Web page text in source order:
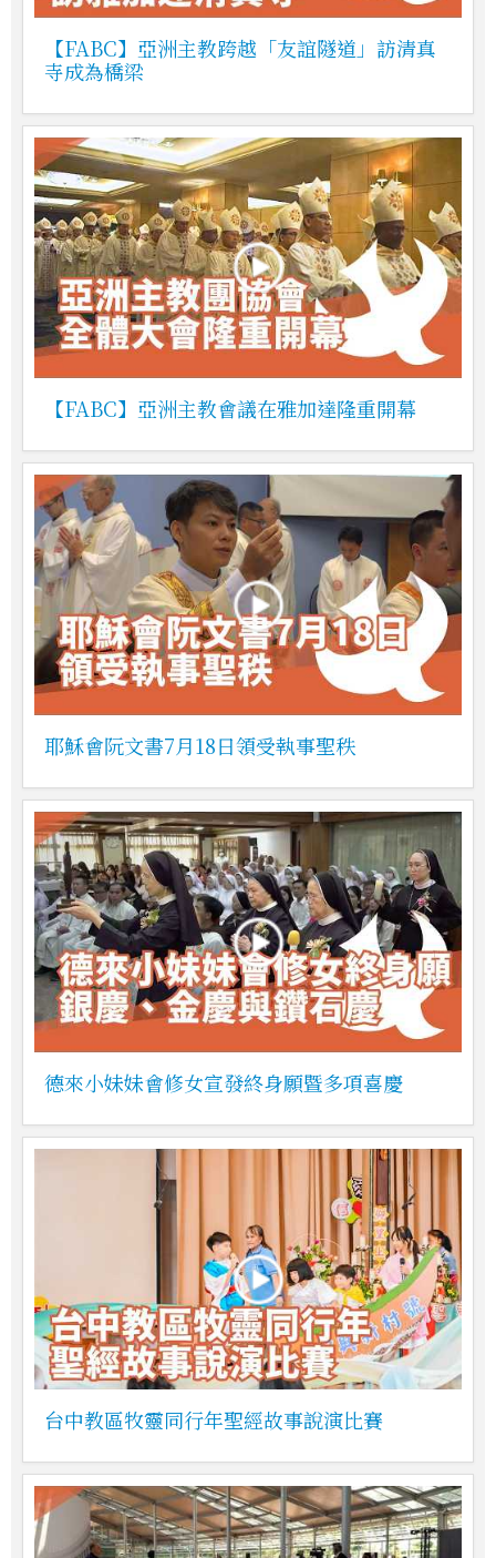
【FABC】亞洲主教跨越「友誼隧道」訪清真
寺成為橋梁
【FABC】亞洲主教會議在雅加達隆重開幕
耶穌會阮文書7月18日領受執事聖秩
德來小妹妹會修女宣發終身願暨多項喜慶
台中教區牧靈同行年聖經故事說演比賽